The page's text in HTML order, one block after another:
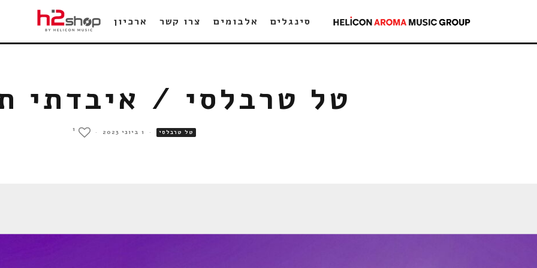
סינגלים אלבומים צרו קשר ארכיון
טל טרבלסי / איבדתי
טל טרבלסי · 1 ביוני 2023 ·
1